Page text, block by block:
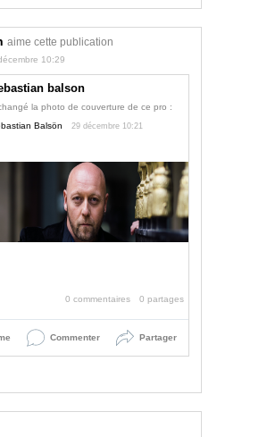
aime cette publication
10:29
balson
la photo de couverture de ce pro :
Balsön
29 décembre 10:21
0 partages
0 commentaires
Commenter Partager